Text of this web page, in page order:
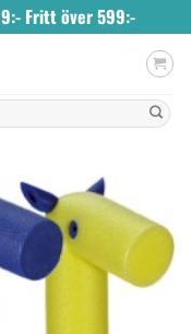
Fritt över 599:-